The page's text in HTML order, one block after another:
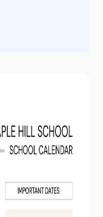
Microsoft Word
August 1, 2026